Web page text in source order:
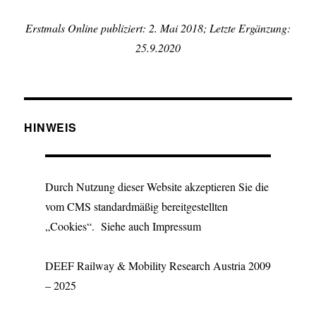
Erstmals Online publiziert: 2. Mai 2018; Letzte Ergänzung:
25.9.2020
HINWEIS
Durch Nutzung dieser Website akzeptieren Sie die
vom CMS standardmäßig bereitgestellten
„Cookies“. Siehe auch Impressum
DEEF Railway & Mobility Research Austria 2009
– 2025